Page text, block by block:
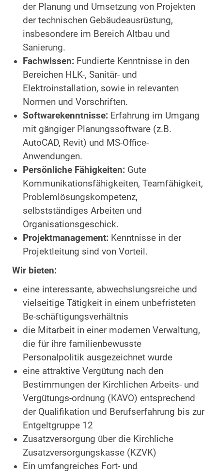
der Planung und Umsetzung von Projekten
der technischen Gebäudeausrüstung,
insbesondere im Bereich Altbau und
Sanierung.
Fachwissen: Fundierte Kenntnisse in den
Bereichen HLK-, Sanitär- und
Elektroinstallation, sowie in relevanten
Normen und Vorschriften.
Softwarekenntnisse: Erfahrung im Umgang
mit gängiger Planungssoftware (z.B.
AutoCAD, Revit) und MS-Office-
Anwendungen.
Persönliche Fähigkeiten: Gute
Kommunikationsfähigkeiten, Teamfähigkeit,
Problemlösungskompetenz,
selbstständiges Arbeiten und
Organisationsgeschick.
Projektmanagement: Kenntnisse in der
Projektleitung sind von Vorteil.
Wir bieten:
eine interessante, abwechslungsreiche und
vielseitige Tätigkeit in einem unbefristeten
Be-schäftigungsverhältnis
die Mitarbeit in einer modernen Verwaltung,
die für ihre familienbewusste
Personalpolitik ausgezeichnet wurde
eine attraktive Vergütung nach den
Bestimmungen der Kirchlichen Arbeits- und
Vergütungs-ordnung (KAVO) entsprechend
der Qualifikation und Berufserfahrung bis zur
Entgeltgruppe 12
Zusatzversorgung über die Kirchliche
Zusatzversorgungskasse (KZVK)
Ein umfangreiches Fort- und